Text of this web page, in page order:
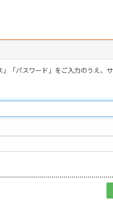
「パスワード」をご入力のうえ、